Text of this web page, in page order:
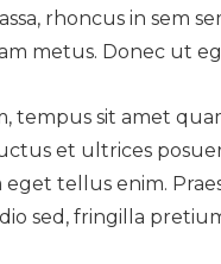
rhoncus in sem
metus. Donec ut
tempus sit amet
et ultrices
eget tellus enim.
sed, fringilla